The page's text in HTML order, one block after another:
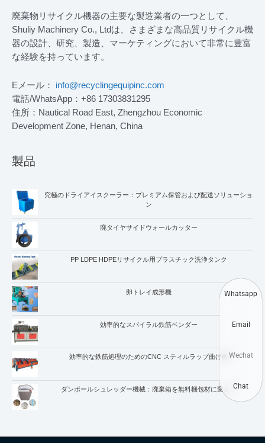
廃棄物リサイクル機器の主要な製造業者の一つとして、
Shuliy Machinery Co., Ltdは、さまざまな高品質リサイクル機
器の設計、研究、製造、マーケティングにおいて非常に豊富
な経験を持っています。
Eメール： info@recyclingequipinc.com
電話/WhatsApp：+86 17303831295
住所：Nautical Road East, Zhengzhou Economic
Development Zone, Henan, China
製品
究極のドライアイスクーラー：プレミアム保管および配送ソリューショ
ン
廃タイヤサイドウォールカッター
PP LDPE HDPEリサイクル用プラスチック洗浄タンク
卵トレイ成形機
効率的なスパイラル鉄筋ベンダー
効率的な鉄筋処理のためのCNC スティルラップ曲げ機
ダンボールシュレッダー機械：廃棄箱を無料梱包材に変える
Whatsapp
Email
Wechat
Chat